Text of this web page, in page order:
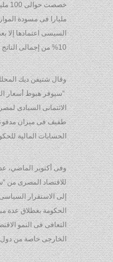
مليارا فى مسودة
10% من إجمالى الناتج المحلى.
وقال شتيفن ديك
“سيوفر هبوط أسعار
الائتمانى السيادى
طفيف فى ميزان
الحسابات المالية
وفى أكتوبر الماضي،
للاقتصاد المصرى من
إلى الاستقرار
الحكومة بغطلاق عدة
التعافى فى النمو
الخارجى خاصة من دول